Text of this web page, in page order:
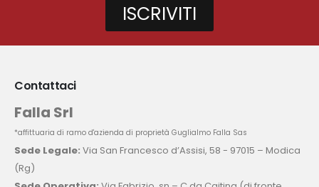
ISCRIVITI
Contattaci
Falla Srl
*affittuaria di ramo d'azienda di proprietà Guglialmo Falla Sas
Sede Legale: Via San Francesco d’Assisi, 58 - 97015 – Modica
(Rg)